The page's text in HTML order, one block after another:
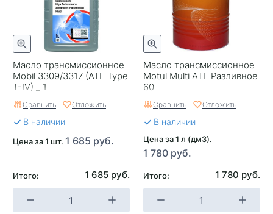
Масло трансмиссионное
Mobil 3309/3317 (ATF Type
T-IV) _ 1
Сравнить Отложить
В наличии
Цена за 1 шт. 1 685 руб.
Итого: 1 685 руб.
Масло трансмиссионное
Motul Multi ATF Разливное
60
Сравнить Отложить
В наличии
Цена за 1 л (дм3).
1 780 руб.
Итого: 1 780 руб.